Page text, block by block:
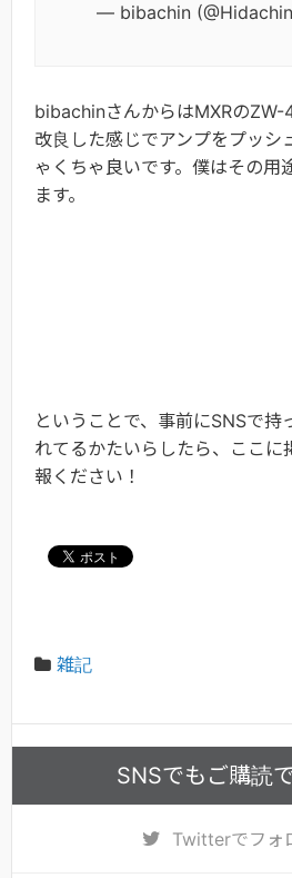
— bibachin
bibachinさんからはMXRの
改良した感じでアンプをプッシ
ゃくちゃ良いです。僕はその用
ます。
ということで、事前にSNSで持
れてるかたいらしたら、ここに
報ください！
雑記
SNSでもご購読で
Twitterでフォ